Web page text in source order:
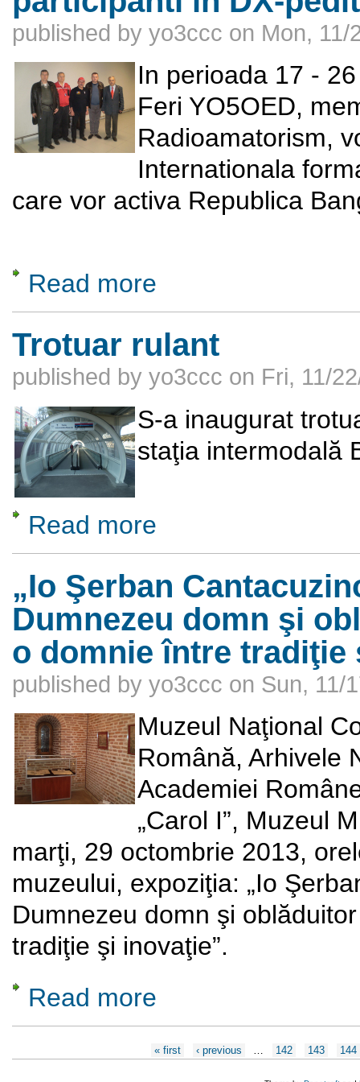
published by yo3ccc on Mon, 11/
In perioada 17 -
Feri YO5OED,
Radioamatorism,
Internationala
care vor activa Republica
Read more
Trotuar rulant
published by yo3ccc on Fri, 11/
S-a inaugurat
staţia intermodală
Read more
„Io Şerban
Dumnezeu domn şi
o domnie între tradiţie
published by yo3ccc on Sun, 11/
Muzeul Naţional
Română, Arhivele
Academiei
„Carol I”, Muzeul
marţi, 29 octombrie 2013,
muzeului, expoziţia: „Io
Dumnezeu domn şi
tradiţie şi inovaţie”.
Read more
« first ‹ previous … 142 143 144